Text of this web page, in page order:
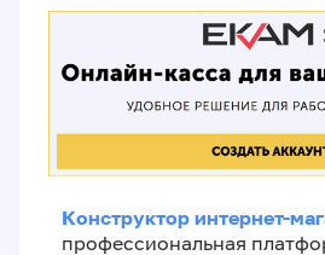
Конструктор интернет-
профессиональная